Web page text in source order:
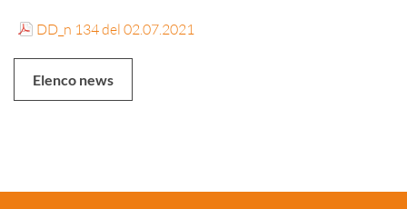
DD_n 134 del 02.07.2021
Elenco news